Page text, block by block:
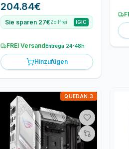
204.84€
Sie sparen 27€Zollfrei IGIC
FREI VersandEntrega 24-48h
Hinzufügen
QUEDAN 3